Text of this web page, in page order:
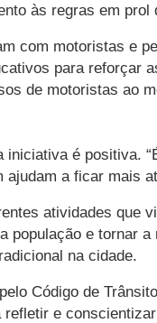
às regras em prol
com motoristas e
para reforçar
de motoristas ao
é positiva.
a ficar mais
atividades
população e tornar
na cidade.
Código de
e